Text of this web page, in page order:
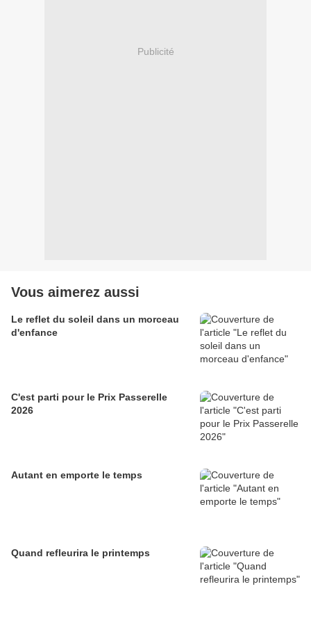
Publicité
Vous aimerez aussi
Le reflet du soleil dans un morceau
d'enfance
C'est parti pour le Prix Passerelle
2026
Autant en emporte le temps
Quand refleurira le printemps